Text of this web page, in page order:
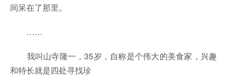
间呆在了那里。
……
我叫山寺隆一，35岁，自称是个伟大的美食家，兴趣
和特长就是四处寻找珍